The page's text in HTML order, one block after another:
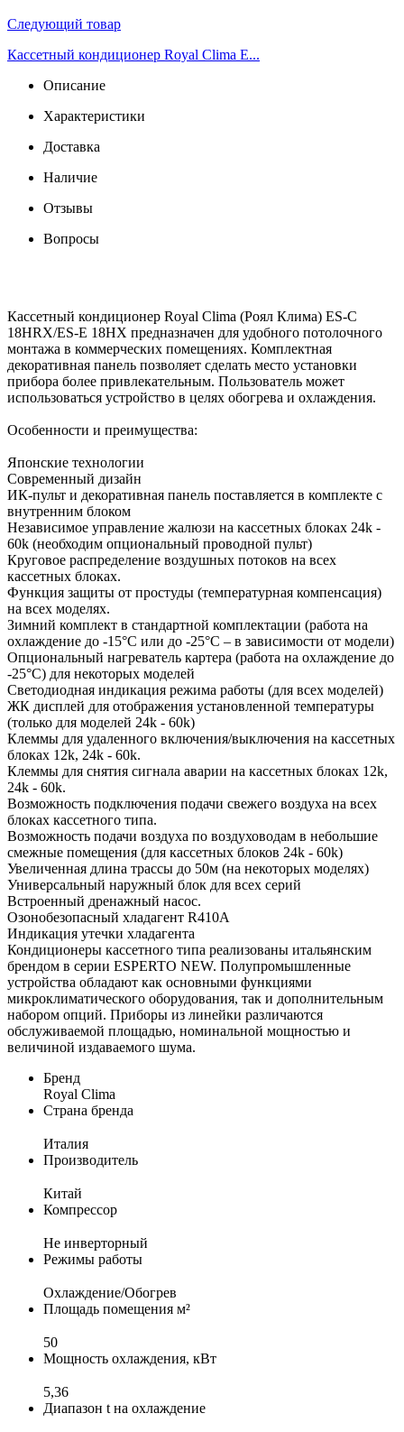
Следующий товар
Кассетный кондиционер Royal Clima E...
Описание
Характеристики
Доставка
Наличие
Отзывы
Вопросы
Кассетный кондиционер Royal Clima (Роял Клима) ES-C
18HRX/ES-E 18HX предназначен для удобного потолочного
монтажа в коммерческих помещениях. Комплектная
декоративная панель позволяет сделать место установки
прибора более привлекательным. Пользователь может
использоваться устройство в целях обогрева и охлаждения.
Особенности и преимущества:
Японские технологии
Современный дизайн
ИК-пульт и декоративная панель поставляется в комплекте с
внутренним блоком
Независимое управление жалюзи на кассетных блоках 24k -
60k (необходим опциональный проводной пульт)
Круговое распределение воздушных потоков на всех
кассетных блоках.
Функция защиты от простуды (температурная компенсация)
на всех моделях.
Зимний комплект в стандартной комплектации (работа на
охлаждение до -15°С или до -25°С – в зависимости от модели)
Опциональный нагреватель картера (работа на охлаждение до
-25°С) для некоторых моделей
Светодиодная индикация режима работы (для всех моделей)
ЖК дисплей для отображения установленной температуры
(только для моделей 24k - 60k)
Клеммы для удаленного включения/выключения на кассетных
блоках 12k, 24k - 60k.
Клеммы для снятия сигнала аварии на кассетных блоках 12k,
24k - 60k.
Возможность подключения подачи свежего воздуха на всех
блоках кассетного типа.
Возможность подачи воздуха по воздуховодам в небольшие
смежные помещения (для кассетных блоков 24k - 60k)
Увеличенная длина трассы до 50м (на некоторых моделях)
Универсальный наружный блок для всех серий
Встроенный дренажный насос.
Озонобезопасный хладагент R410A
Индикация утечки хладагента
Кондиционеры кассетного типа реализованы итальянским
брендом в серии ESPERTO NEW. Полупромышленные
устройства обладают как основными функциями
микроклиматического оборудования, так и дополнительным
набором опций. Приборы из линейки различаются
обслуживаемой площадью, номинальной мощностью и
величиной издаваемого шума.
Бренд
Royal Clima
Страна бренда
Италия
Производитель
Китай
Компрессор
Не инверторный
Режимы работы
Охлаждение/Обогрев
Площадь помещения м²
50
Мощность охлаждения, кВт
5,36
Диапазон t на охлаждение